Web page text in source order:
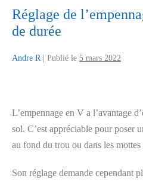
Réglage de
de durée
Andre R Publié le 5 mars 2022
L’empennage en V a l’avantage
sol. C’est appréciable pour poser
au fond du trou ou dans les mottes
Son réglage demande cependant